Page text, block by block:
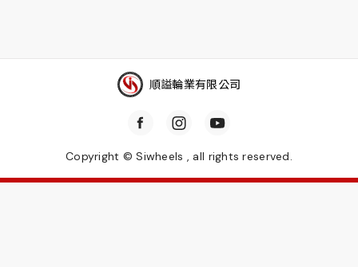
順謚輪業有限公司
Copyright © Siwheels , all rights reserved.